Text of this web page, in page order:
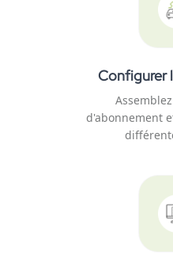
Configurer
d'abonnement